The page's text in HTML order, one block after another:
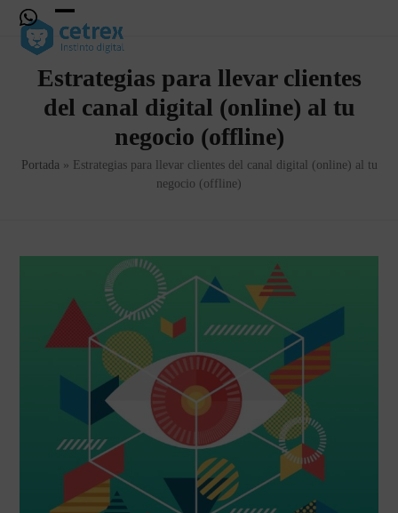
Skip
content
Open
mobile
menu
Close
mobile
menu
Estrategias para llevar clientes
del canal digital (online) al tu
negocio (offline)
Portada» Estrategias para llevar clientes del canal digital (online) al tu
negocio (offline)